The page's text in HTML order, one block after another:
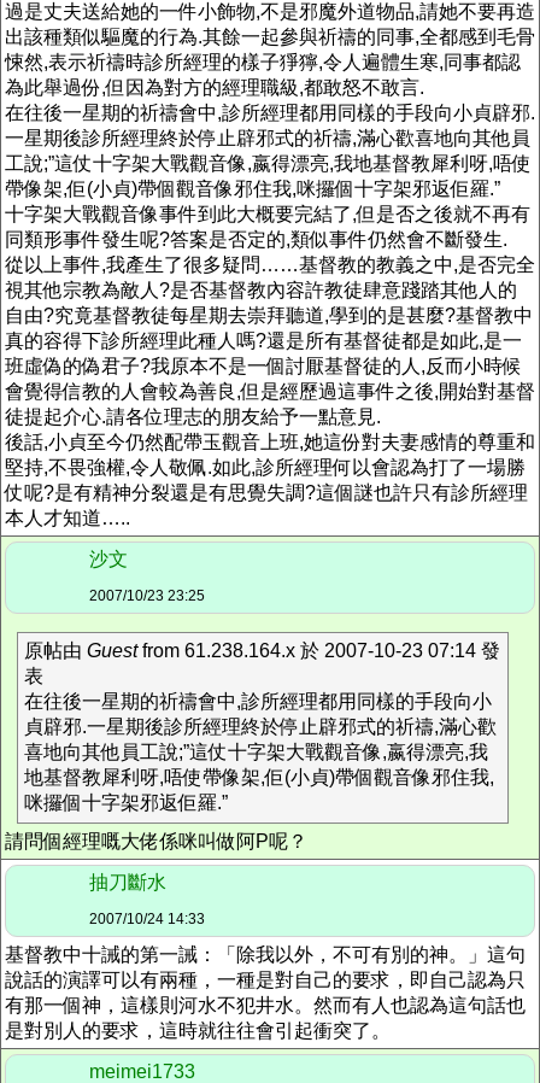
過是丈夫送給她的一件小飾物,不是邪魔外道物品,請她不要再造
出該種類似驅魔的行為.其餘一起參與祈禱的同事,全都感到毛骨
悚然,表示祈禱時診所經理的樣子猙獰,令人遍體生寒,同事都認
為此舉過份,但因為對方的經理職級,都敢怒不敢言.
在往後一星期的祈禱會中,診所經理都用同樣的手段向小貞辟邪.
一星期後診所經理終於停止辟邪式的祈禱,滿心歡喜地向其他員
工說;”這仗十字架大戰觀音像,嬴得漂亮,我地基督教犀利呀,唔使
帶像架,佢(小貞)帶個觀音像邪住我,咪攞個十字架邪返佢羅.”
十字架大戰觀音像事件到此大概要完結了,但是否之後就不再有
同類形事件發生呢?答案是否定的,類似事件仍然會不斷發生.
從以上事件,我產生了很多疑問……基督教的教義之中,是否完全
視其他宗教為敵人?是否基督教內容許教徒肆意踐踏其他人的
自由?究竟基督教徒每星期去崇拜聽道,學到的是甚麼?基督教中
真的容得下診所經理此種人嗎?還是所有基督徒都是如此,是一
班虛偽的偽君子?我原本不是一個討厭基督徒的人,反而小時候
會覺得信教的人會較為善良,但是經歷過這事件之後,開始對基督
徒提起介心.請各位理志的朋友給予一點意見.
後話,小貞至今仍然配帶玉觀音上班,她這份對夫妻感情的尊重和
堅持,不畏強權,令人敬佩.如此,診所經理何以會認為打了一場勝
仗呢?是有精神分裂還是有思覺失調?這個謎也許只有診所經理
本人才知道…..
沙文
2007/10/23 23:25
原帖由 Guestfrom 61.238.164.x 於 2007-10-23 07:14 發
表
在往後一星期的祈禱會中,診所經理都用同樣的手段向小
貞辟邪.一星期後診所經理終於停止辟邪式的祈禱,滿心歡
喜地向其他員工說;”這仗十字架大戰觀音像,嬴得漂亮,我
地基督教犀利呀,唔使帶像架,佢(小貞)帶個觀音像邪住我,
咪攞個十字架邪返佢羅.”
請問個經理嘅大佬係咪叫做阿P呢？
抽刀斷水
2007/10/24 14:33
基督教中十誡的第一誡：「除我以外，不可有別的神。」這句
說話的演譯可以有兩種，一種是對自己的要求，即自己認為只
有那一個神，這樣則河水不犯井水。然而有人也認為這句話也
是對別人的要求，這時就往往會引起衝突了。
meimei1733